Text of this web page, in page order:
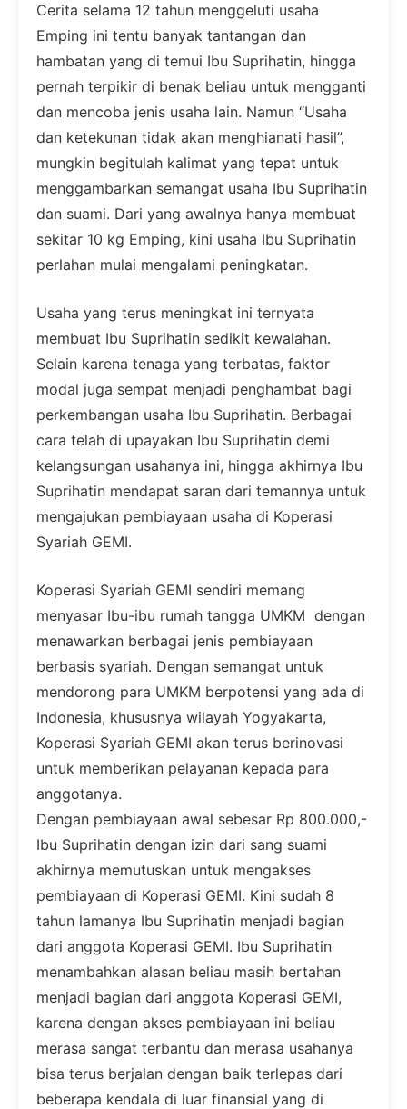
Cerita selama 12 tahun menggeluti usaha
Emping ini tentu banyak tantangan dan
hambatan yang di temui Ibu Suprihatin, hingga
pernah terpikir di benak beliau untuk mengganti
dan mencoba jenis usaha lain. Namun “Usaha
dan ketekunan tidak akan menghianati hasil”,
mungkin begitulah kalimat yang tepat untuk
menggambarkan semangat usaha Ibu Suprihatin
dan suami. Dari yang awalnya hanya membuat
sekitar 10 kg Emping, kini usaha Ibu Suprihatin
perlahan mulai mengalami peningkatan.
Usaha yang terus meningkat ini ternyata
membuat Ibu Suprihatin sedikit kewalahan.
Selain karena tenaga yang terbatas, faktor
modal juga sempat menjadi penghambat bagi
perkembangan usaha Ibu Suprihatin. Berbagai
cara telah di upayakan Ibu Suprihatin demi
kelangsungan usahanya ini, hingga akhirnya Ibu
Suprihatin mendapat saran dari temannya untuk
mengajukan pembiayaan usaha di Koperasi
Syariah GEMI.
Koperasi Syariah GEMI sendiri memang
menyasar Ibu-ibu rumah tangga UMKM dengan
menawarkan berbagai jenis pembiayaan
berbasis syariah. Dengan semangat untuk
mendorong para UMKM berpotensi yang ada di
Indonesia, khususnya wilayah Yogyakarta,
Koperasi Syariah GEMI akan terus berinovasi
untuk memberikan pelayanan kepada para
anggotanya.
Dengan pembiayaan awal sebesar Rp 800.000,-
Ibu Suprihatin dengan izin dari sang suami
akhirnya memutuskan untuk mengakses
pembiayaan di Koperasi GEMI. Kini sudah 8
tahun lamanya Ibu Suprihatin menjadi bagian
dari anggota Koperasi GEMI. Ibu Suprihatin
menambahkan alasan beliau masih bertahan
menjadi bagian dari anggota Koperasi GEMI,
karena dengan akses pembiayaan ini beliau
merasa sangat terbantu dan merasa usahanya
bisa terus berjalan dengan baik terlepas dari
beberapa kendala di luar finansial yang di